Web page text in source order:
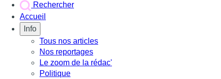
Rechercher
Accueil
Info
Tous nos articles
Nos reportages
Le zoom de la rédac'
Politique